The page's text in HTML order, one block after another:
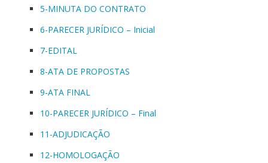
5-MINUTA DO CONTRATO
6-PARECER JURÍDICO – Inicial
7-EDITAL
8-ATA DE PROPOSTAS
9-ATA FINAL
10-PARECER JURÍDICO – Final
11-ADJUDICAÇÃO
12-HOMOLOGAÇÃO